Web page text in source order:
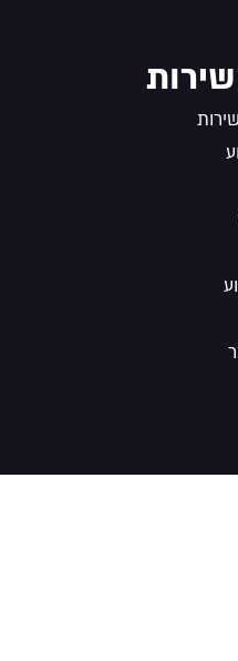
שירות